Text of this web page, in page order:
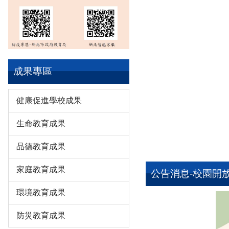
成果專區
健康促進學校成果
生命教育成果
品德教育成果
家庭教育成果
環境教育成果
防災教育成果
公告消息-校園開